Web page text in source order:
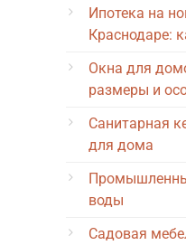
Ипотека на
Краснодаре:
Окна для
размеры и
Санитарная
для дома
воды
Садовая